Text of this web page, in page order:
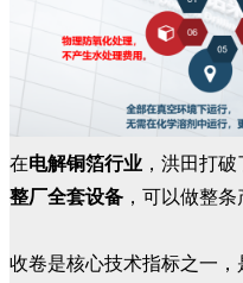
在电解铜箔行业 ，洪田打
整厂全套设备 ，可以做整
收卷是核心技术指标之一